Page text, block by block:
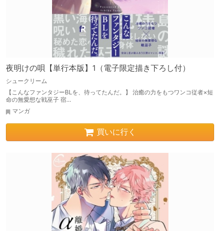
夜明けの唄【単行本版】1（電子限定描き下ろし付）
シュークリーム
【こんなファンタジーBLを、待ってたんだ。】 治癒の力をもつワンコ従者×短
命の無愛想な戦巫子 宿…
マンガ
買いに行く